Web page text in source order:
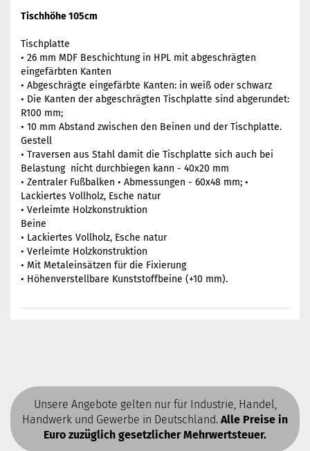
Tischhöhe 105cm
Tischplatte
• 26 mm MDF Beschichtung in HPL mit abgeschrägten
eingefärbten Kanten
• Abgeschrägte eingefärbte Kanten: in weiß oder schwarz
• Die Kanten der abgeschrägten Tischplatte sind abgerundet:
R100 mm;
• 10 mm Abstand zwischen den Beinen und der Tischplatte.
Gestell
• Traversen aus Stahl damit die Tischplatte sich auch bei
Belastung nicht durchbiegen kann - 40x20 mm
• Zentraler Fußbalken • Abmessungen - 60x48 mm; •
Lackiertes Vollholz, Esche natur
• Verleimte Holzkonstruktion
Beine
• Lackiertes Vollholz, Esche natur
• Verleimte Holzkonstruktion
• Mit Metaleinsätzen für die Fixierung
• Höhenverstellbare Kunststoffbeine (+10 mm).
Unsere Angebote gelten nur für Industrie, Handel,
Handwerk und Gewerbe in Deutschland. Alle Preise in
Euro zuzüglich gesetzlicher Mehrwertsteuer.